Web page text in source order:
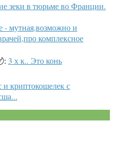
зеки в тюрьме во Франции.
- мутная,возможно и
комплексное
: 3 х к.. Это конь
и криптокошелек с